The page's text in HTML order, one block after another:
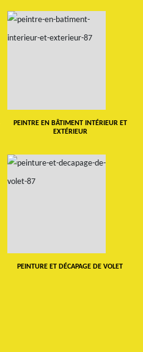
PEINTRE EN BÂTIMENT INTÉRIEUR ET
EXTÉRIEUR
PEINTURE ET DÉCAPAGE DE VOLET